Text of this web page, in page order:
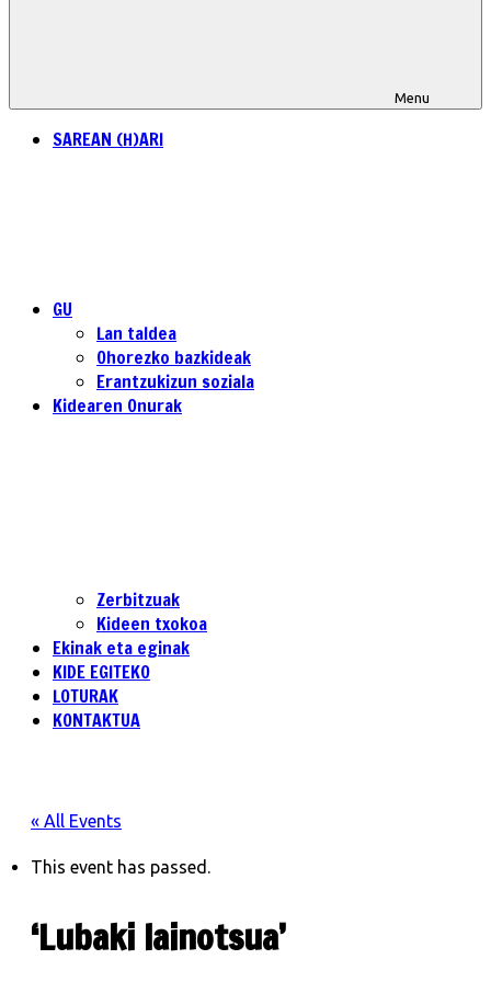
Menu
SAREAN (H)ARI
GU
Lan taldea
Ohorezko bazkideak
Erantzukizun soziala
Kidearen Onurak
Zerbitzuak
Kideen txokoa
Ekinak eta eginak
KIDE EGITEKO
LOTURAK
KONTAKTUA
« All Events
This event has passed.
‘Lubaki lainotsua’